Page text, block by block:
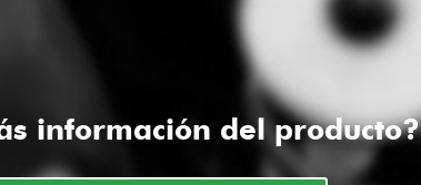
información del producto?